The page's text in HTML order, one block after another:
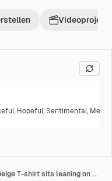
Videoprojekt
, Hopeful,Sentimental,
A sad and tired brunette girl in a beige T-shirt sits leaning on a black dining table near a green houseplant in a modern kitchen in the evening